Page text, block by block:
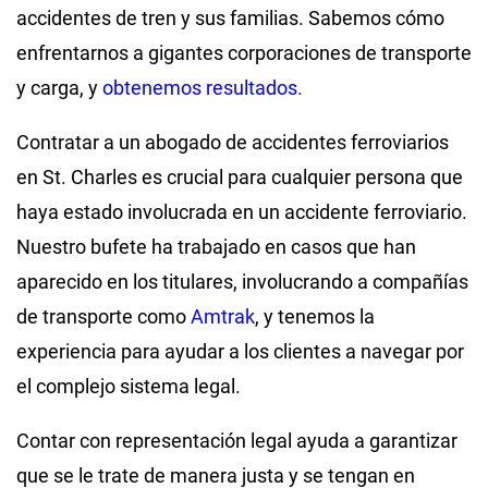
accidentes de tren y sus familias. Sabemos cómo
enfrentarnos a gigantes corporaciones de transporte
y carga, yobtenemos resultados.
Contratar a un abogado de accidentes ferroviarios
en St. Charles es crucial para cualquier persona que
haya estado involucrada en un accidente ferroviario.
Nuestro bufete ha trabajado en casos que han
aparecido en los titulares, involucrando a compañías
de transporte comoAmtrak, y tenemos la
experiencia para ayudar a los clientes a navegar por
el complejo sistema legal.
Contar con representación legal ayuda a garantizar
que se le trate de manera justa y se tengan en